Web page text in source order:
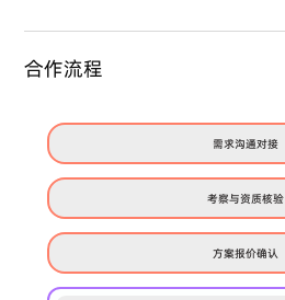
合作流程
需求沟通对接
考察与资质核验
方案报价确认